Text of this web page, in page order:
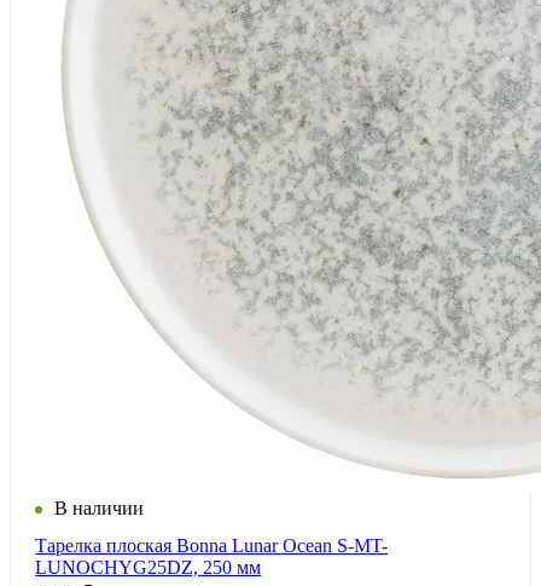
В наличии
Тарелка плоская Bonna Lunar Ocean S-MT-
LUNOCHYG25DZ, 250 мм